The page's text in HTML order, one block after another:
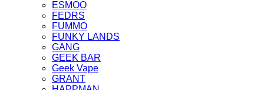
ESMOO
FEDRS
FUMMO
FUNKY LANDS
GANG
GEEK BAR
Geek Vape
GRANT